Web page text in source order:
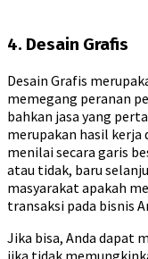
4. Desain Grafis
Desain Grafis
memegang peranan
bahkan jasa yang
merupakan hasil kerja
menilai secara garis
atau tidak, baru
masyarakat apakah
transaksi pada bisnis
Jika bisa, Anda dapat
jika tidak